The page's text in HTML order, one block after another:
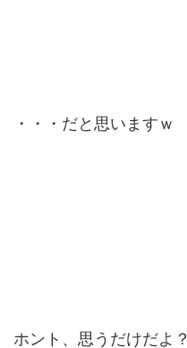
・・・だと思いますｗ
ホント、思うだけだよ？